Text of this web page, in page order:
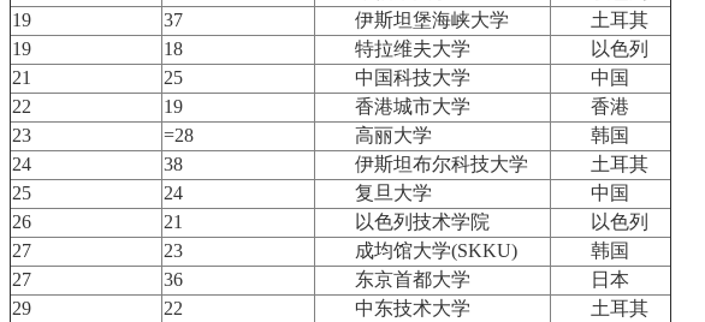
19
37 伊斯坦堡海峡大学
土耳其
19
18 特拉维夫大学
以色列
21
25 中国科技大学
中国
22
19 香港城市大学
香港
23
=28 高丽大学
韩国
24
38 伊斯坦布尔科技大学
土耳其
25
24 复旦大学
中国
26
21 以色列技术学院
以色列
27
23 成均馆大学(SKKU)
韩国
27
36 东京首都大学
日本
29
22 中东技术大学
土耳其